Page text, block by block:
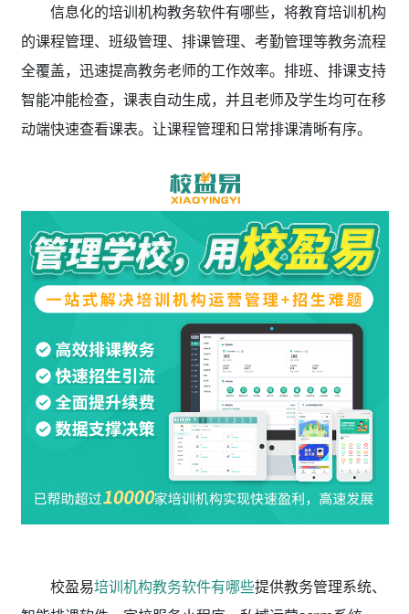
信息化的培训机构教务软件有哪些，将教育培训机构
的课程管理、班级管理、排课管理、考勤管理等教务流程
全覆盖，迅速提高教务老师的工作效率。排班、排课支持
智能冲能检查，课表自动生成，并且老师及学生均可在移
动端快速查看课表。 让课程管理和日常排课清晰有序。
校盈易培训机构教务软件有哪些提供教务管理系统、